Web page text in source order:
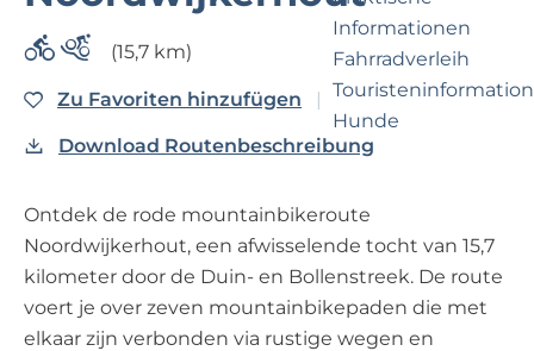
e
m
n
?
Informationen
Fahrradverleih
Touristeninformation
Hunde
Travel Trade
(15,7 km)
Zu Favoriten hinzufügen Zu Favoriten
Download Routenbeschreibung
Ontdek de rode mountainbikeroute
Noordwijkerhout, een afwisselende tocht van 15,7
kilometer door de Duin- en Bollenstreek. De route
voert je over zeven mountainbikepaden die met
elkaar zijn verbonden via rustige wegen en